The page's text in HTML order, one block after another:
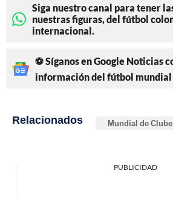
Siga nuestro canal para tener
nuestras figuras, del fútbol
internacional.
⚽ Síganos en Google Noticias
información del fútbol mundial
Relacionados Mundial de
PUBLICIDAD